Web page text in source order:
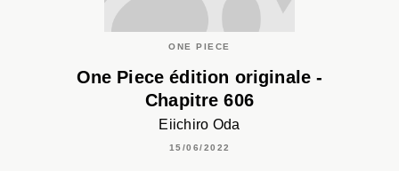
ONE PIECE
One Piece édition originale -
Chapitre 606
Eiichiro Oda
15/06/2022